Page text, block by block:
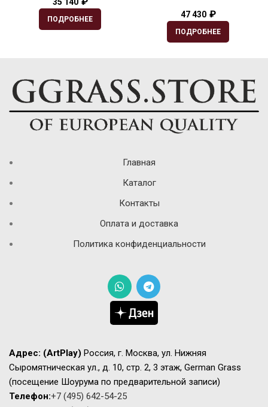
ПОДРОБНЕЕ 47 430 ₽
ПОДРОБНЕЕ
Главная
Каталог
Контакты
Оплата и доставка
Политика конфиденциальности
Адрес: (ArtPlay) Россия, г. Москва, ул. Нижняя
Сыромятническая ул., д. 10, стр. 2, 3 этаж, German Grass
(посещение Шоурума по предварительной записи)
Телефон:+7 (495) 642-54-25